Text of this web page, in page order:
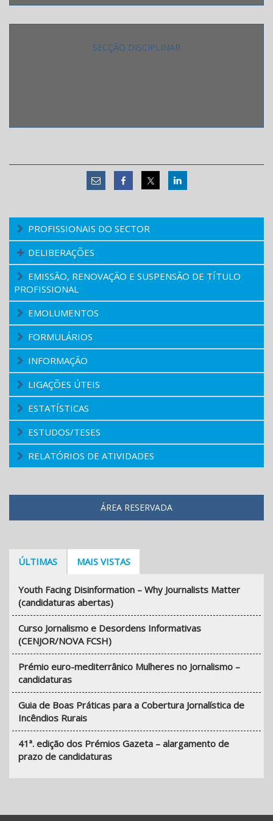
SECÇÃO DISCIPLINAR
PROFISSIONAIS DO SECTOR
DELIBERAÇÕES
EMISSÃO, RENOVAÇÃO E SUSPENSÃO DE TÍTULO
PROFISSIONAL
EMOLUMENTOS
FORMULÁRIOS
INFORMAÇÃO
LIGAÇÕES ÚTEIS
ESTATÍSTICAS
ESTUDOS/TESES
RELATÓRIOS DE ATIVIDADES
ÁREA RESERVADA
ÚLTIMAS MAIS VISTAS
Youth Facing Disinformation – Why Journalists Matter
(candidaturas abertas)
Curso Jornalismo e Desordens Informativas
(CENJOR/NOVA FCSH)
Prémio euro-mediterrânico Mulheres no Jornalismo –
candidaturas
Guia de Boas Práticas para a Cobertura Jornalística de
Incêndios Rurais
41ª. edição dos Prémios Gazeta – alargamento de
prazo de candidaturas